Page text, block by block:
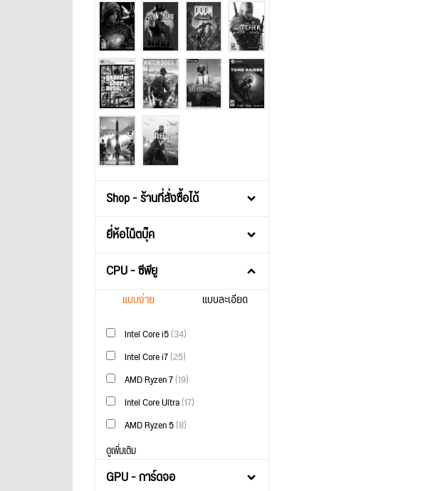
Shop - ร้านที่สั่งซื้อได้
ยี่ห้อโน็ตบุ๊ค
CPU - ซีพียู
แบบง่าย แบบละเอียด
Intel Core i5(34)
Intel Core i7(25)
AMD Ryzen 7(19)
Intel Core Ultra(17)
AMD Ryzen 5(8)
ดูเพิ่มเติม
GPU - การ์ดจอ